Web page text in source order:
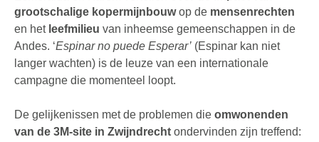
grootschalige kopermijnbouwop de mensenrechten
en het leefmilieu van inheemse gemeenschappen in de
Andes. ‘Espinar no puede Esperar’ (Espinar kan niet
langer wachten) is de leuze van een internationale
campagne die momenteel loopt.
De gelijkenissen met de problemen die omwonenden
van de 3M-site in Zwijndrecht ondervinden zijn treffend: